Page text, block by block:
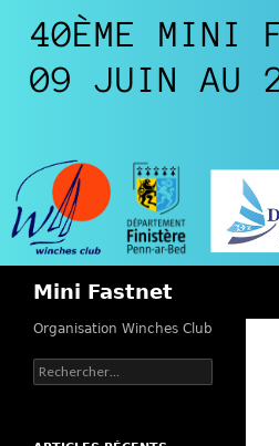
Mini Fastnet
Organisation Winches Club
Rechercher :